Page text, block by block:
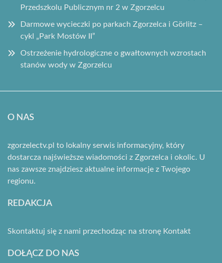
Przedszkolu Publicznym nr 2 w Zgorzelcu
Darmowe wycieczki po parkach Zgorzelca i Görlitz –
cykl „Park Mostów II”
Ostrzeżenie hydrologiczne o gwałtownych wzrostach
stanów wody w Zgorzelcu
O NAS
zgorzelectv.pl to lokalny serwis informacyjny, który
dostarcza najświeższe wiadomości z Zgorzelca i okolic. U
nas zawsze znajdziesz aktualne informacje z Twojego
regionu.
REDAKCJA
Skontaktuj się z nami przechodząc na stronę Kontakt
DOŁĄCZ DO NAS